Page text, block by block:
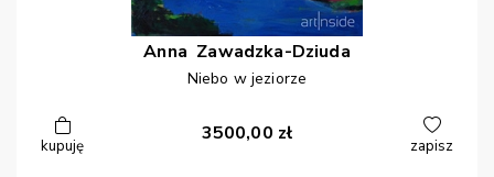
Anna Zawadzka-Dziuda
Niebo w jeziorze
kupuję
3500,00 zł
zapisz